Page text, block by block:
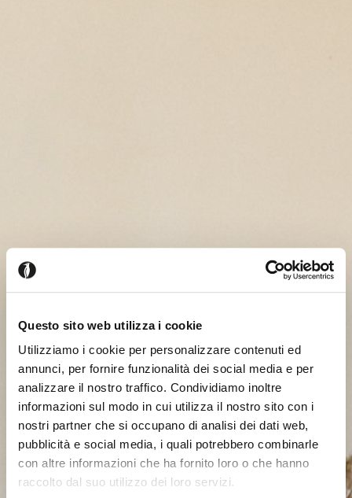
Questo sito web utilizza i cookie
Utilizziamo i cookie per personalizzare contenuti ed
annunci, per fornire funzionalità dei social media e per
analizzare il nostro traffico. Condividiamo inoltre
informazioni sul modo in cui utilizza il nostro sito con i
nostri partner che si occupano di analisi dei dati web,
pubblicità e social media, i quali potrebbero combinarle
con altre informazioni che ha fornito loro o che hanno
raccolto dal suo utilizzo dei loro servizi.